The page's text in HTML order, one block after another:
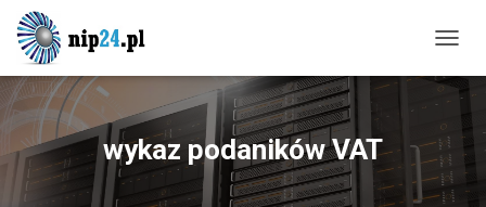
wykaz podaników VAT